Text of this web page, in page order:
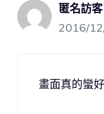
匿名訪客
2016/
畫面真的蠻